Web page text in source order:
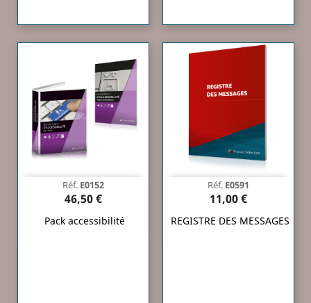
Réf. E0152
46,50 €
Pack accessibilité
Réf. E0591
11,00 €
REGISTRE DES MESSAGES